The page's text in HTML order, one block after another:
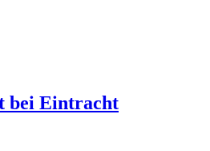
bei Eintracht